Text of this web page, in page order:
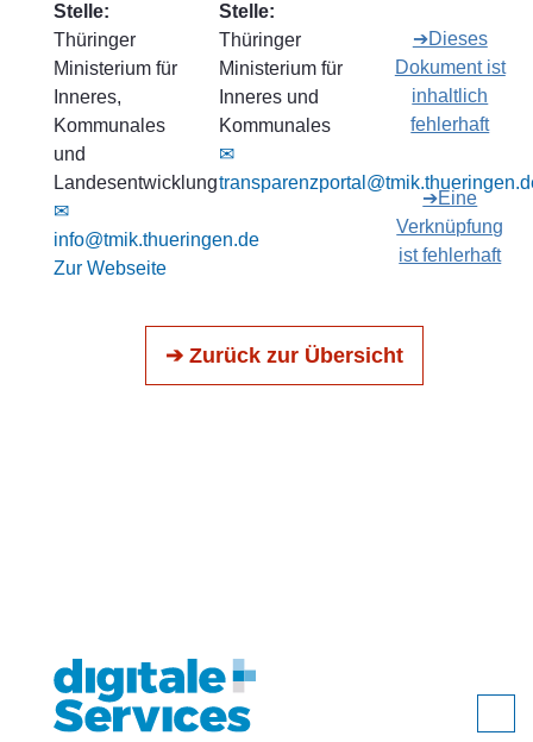
Stelle:
Thüringer
Ministerium für
Inneres,
Kommunales
und
Landesentwicklung
✉
info@tmik.thueringen.de
Zur Webseite
Stelle:
Thüringer
Ministerium für
Inneres und
Kommunales
✉
➔Dieses
Dokument ist
inhaltlich
fehlerhaft
➔Eine
Verknüpfung
ist fehlerhaft
➔ Zurück zur Übersicht